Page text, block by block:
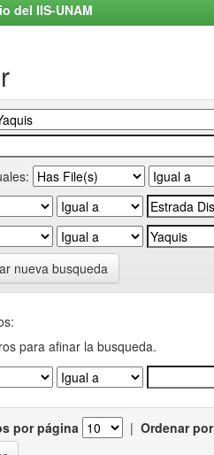
del IIS-UNAM
nueva busqueda
para afinar la busqueda.
por página | Ordenar por